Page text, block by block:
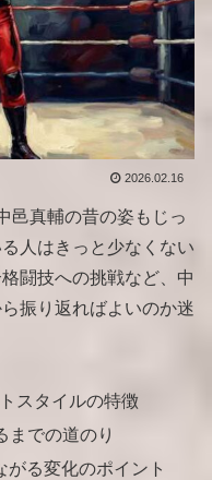
2026.02.16
邑真輔の昔の姿もじっ
人はきっと少なくない
闘技への挑戦など、中
振り返ればよいのか迷
スタイルの特徴
までの道のり
る変化のポイント